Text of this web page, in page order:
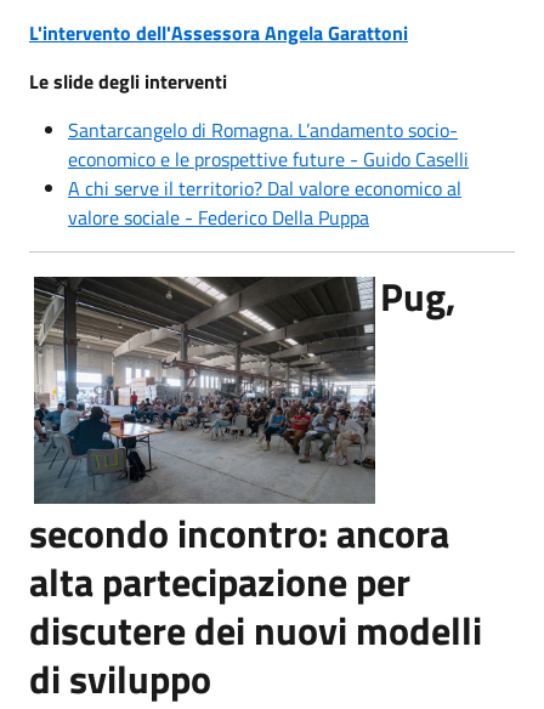
L'intervento dell'Assessora Angela Garattoni
Le slide degli interventi
Santarcangelo di Romagna. L’andamento socio-
economico e le prospettive future - Guido Caselli
A chi serve il territorio? Dal valore economico al
valore sociale - Federico Della Puppa
Pug,
secondo incontro: ancora
alta partecipazione per
discutere dei nuovi modelli
di sviluppo